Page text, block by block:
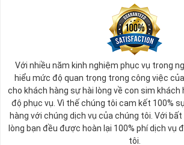
Ý nghĩa sim tứ quý 2
Theo quan niệm phong thủy
Số 2 tượng trưng cho sự cân bằng, hài hòa
trời. Sự cân bằng này giúp cho mọi việc đều
nhiều may mắn trong cuộc sống và kinh doanh.
Số 2 còn biểu trưng cho lòng tốt, sự ổn định
mọi vấn đề. Số 2 giúp cho họ có được sự lựa
Với nhiều năm kinh nghiệm phục vụ trong
hiểu mức độ quan trọng trong công việc
cho khách hàng sự hài lòng về con sim khách
độ phục vụ. Vì thế chúng tôi cam kết 100%
hàng với chúng dịch vụ của chúng tôi. Với
lòng bạn đều được hoàn lại 100% phí dịch vụ
tôi.